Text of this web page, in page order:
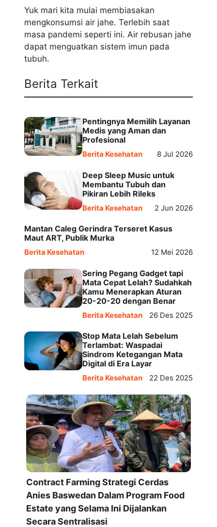
Yuk mari kita mulai membiasakan
mengkonsumsi air jahe. Terlebih saat
masa pandemi seperti ini. Air rebusan jahe
dapat menguatkan sistem imun pada
tubuh.
Berita Terkait
Pentingnya Memilih Layanan
Medis yang Aman dan
Profesional
Berita Kesehatan 8 Jul 2026
Deep Sleep Music untuk
Membantu Tubuh dan
Pikiran Lebih Rileks
Berita Kesehatan 2 Jun 2026
Mantan Caleg Gerindra Terseret Kasus
Maut ART, Publik Murka
Berita Kesehatan 12 Mei 2026
Sering Pegang Gadget tapi
Mata Cepat Lelah? Sudahkah
Kamu Menerapkan Aturan
20-20-20 dengan Benar
Berita Kesehatan 26 Des 2025
Stop Mata Lelah Sebelum
Terlambat: Waspadai
Sindrom Ketegangan Mata
Digital di Era Layar
Berita Kesehatan 22 Des 2025
Contract Farming Strategi Cerdas
Anies Baswedan Dalam Program Food
Estate yang Selama Ini Dijalankan
Secara Sentralisasi